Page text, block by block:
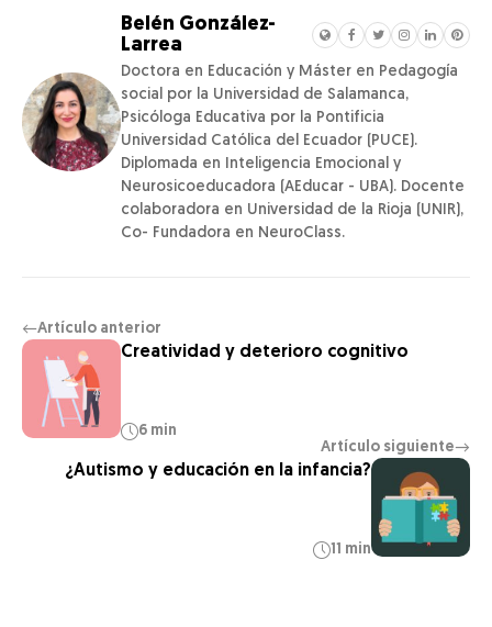
Belén González-
Larrea
Doctora en Educación y Máster en Pedagogía
social por la Universidad de Salamanca,
Psicóloga Educativa por la Pontificia
Universidad Católica del Ecuador (PUCE).
Diplomada en Inteligencia Emocional y
Neurosicoeducadora (AEducar - UBA). Docente
colaboradora en Universidad de la Rioja (UNIR),
Co- Fundadora en NeuroClass.
←Artículo anterior
Creatividad y deterioro cognitivo
6 min
Artículo siguiente→
¿Autismo y educación en la infancia?
11 min